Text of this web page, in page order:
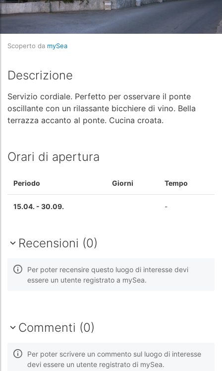
Scoperto da mySea
Descrizione
Servizio cordiale. Perfetto per osservare il ponte
oscillante con un rilassante bicchiere di vino. Bella
terrazza accanto al ponte. Cucina croata.
Orari di apertura
Periodo Giorni Tempo
15.04. - 30.09. -
Recensioni (0)
Per poter recensire questo luogo di interesse devi
essere un utente registrato a mySea.
Commenti (0)
Per poter scrivere un commento sul luogo di interesse
devi essere un utente registrato di mySea.